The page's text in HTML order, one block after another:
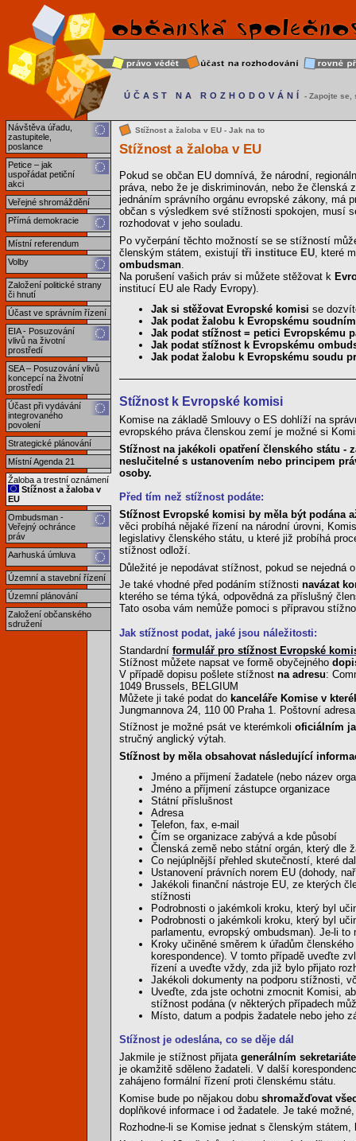
Návštěva úřadu,
zastupitele,
poslance
Petice – jak
uspořádat petiční
akci
Veřejné shromáždění
Přímá demokracie
Místní referendum
Volby
Založení politické strany
či hnutí
Účast ve správním řízení
EIA - Posuzování
vlivů na životní
prostředí
SEA – Posuzování vlivů
koncepcí na životní
prostředí
Účast při vydávání
integrovaného
povolení
Strategické plánování
Místní Agenda 21
Žaloba a trestní oznámení
Stížnost a žaloba v
EU
Ombudsman -
Veřejný ochránce
práv
Aarhuská úmluva
Územní a stavební řízení
Územní plánování
Založení občanského
sdružení
ÚČAST NA ROZHODOVÁNÍ - Zapojte se,
Stížnost a žaloba v EU - Jak na to
Stížnost a žaloba v EU
Pokud se občan EU domnívá, že národní,
práva, nebo že je diskriminován, nebo že členská
jednáním správního orgánu evropské zákony, má
občan s výsledkem své stížnosti spokojen, musí
rozhodovat v jeho souladu.
Po vyčerpání těchto možností se se stížností
členským státem, existují tři instituce EU, které
ombudsman.
Na porušení vašich práv si můžete stěžovat k
institucí EU ale Rady Evropy).
Jak si stěžovat Evropské komisi se
Jak podat žalobu k Evropskému
Jak podat stížnost = petici Evropskému
Jak podat stížnost k Evropskému
Jak podat žalobu k Evropskému soudu
Stížnost k Evropské komisi
Komise na základě Smlouvy o ES dohlíží na
evropského práva členskou zemí je možné si
Stížnost na jakékoli opatření členského státu -
neslučitelné s ustanovením nebo principem
osoby.
Před tím než stížnost podáte:
Stížnost Evropské komisi by měla být podána
věci probíhá nějaké řízení na národní úrovni,
legislativy členského státu, u které již probíhá
stížnost odloží.
Důležité je nepodávat stížnost, pokud se nejedná
Je také vhodné před podáním stížnosti navázat
kterého se téma týká, odpovědná za příslušný
Tato osoba vám nemůže pomoci s přípravou
Jak stížnost podat, jaké jsou náležitosti:
Standardní formulář pro stížnost Evropské
Stížnost můžete napsat ve formě obyčejného
V případě dopisu pošlete stížnost na adresu:
1049 Brussels, BELGIUM
Můžete ji také podat do kanceláře Komise v
Jungmannova 24, 110 00 Praha 1. Poštovní
Stížnost je možné psát ve kterémkoli oficiálním
stručný anglický výtah.
Stížnost by měla obsahovat následující
Jméno a příjmení žadatele (nebo název
Jméno a příjmení zástupce organizace
Státní příslušnost
Adresa
Telefon, fax, e-mail
Čím se organizace zabývá a kde působí
Členská země nebo státní orgán, který dle
Co nejúplnější přehled skutečností, které
Ustanovení právních norem EU (dohody,
Jakékoli finanční nástroje EU, ze kterých
stížnosti
Podrobnosti o jakémkoli kroku, který byl
Podrobnosti o jakémkoli kroku, který byl
parlamentu, evropský ombudsman). Je-li
Kroky učiněné směrem k úřadům
korespondence). V tomto případě uveďte
řízení a uveďte vždy, zda již bylo přijato
Jakékoli dokumenty na podporu stížnosti,
Uveďte, zda jste ochotni zmocnit Komisi,
stížnost podána (v některých případech
Místo, datum a podpis žadatele nebo jeho
Stížnost je odeslána, co se děje dál
Jakmile je stížnost přijata generálním
je okamžitě sděleno žadateli. V další
zahájeno formální řízení proti členskému státu.
Komise bude po nějakou dobu shromažďovat
doplňkové informace i od žadatele. Je také
Rozhodne-li se Komise jednat s členským státem,